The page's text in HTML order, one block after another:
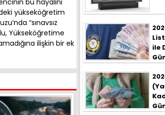
bu hayalini
yükseköğretim
“sınavsız
Yükseköğretime
ilişkin bir ek
ile